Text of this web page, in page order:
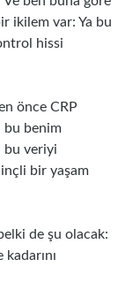
ikilem var: Ya bu
hissi
önce CRP
bu benim
bu veriyi
bir yaşam
de şu olacak: